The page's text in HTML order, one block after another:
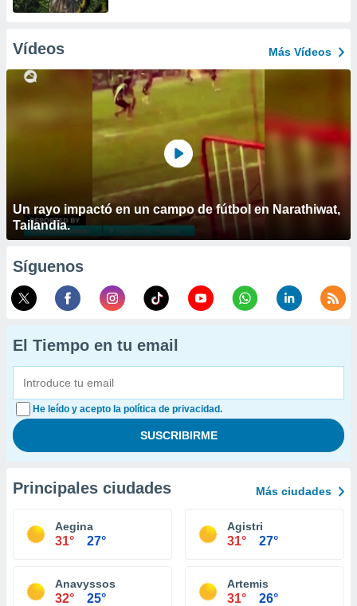
Vídeos Más Vídeos
Un rayo impactó en un campo de fútbol en Narathiwat,
Tailandia.
Síguenos
El Tiempo en tu email
He leído y acepto la política de privacidad.
Principales ciudades Más ciudades
Aegina
31° 27°
Agistri
31° 27°
Anavyssos
32° 25°
Artemis
31° 26°